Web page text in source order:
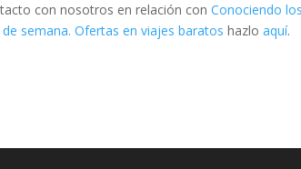
con nosotros en relación conConociendo los
de semana. Ofertas en viajes baratos hazloaquí.